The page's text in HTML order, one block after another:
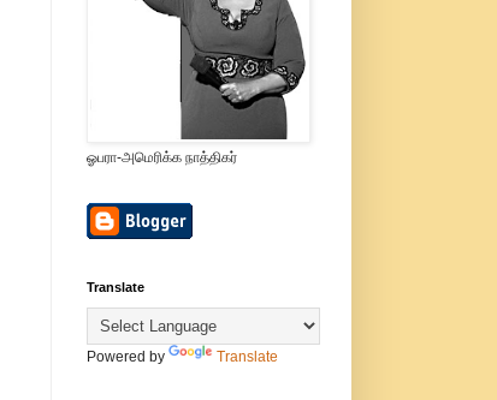
ஓபரா-அமெரிக்க நாத்திகர்
Translate
Powered by Translate